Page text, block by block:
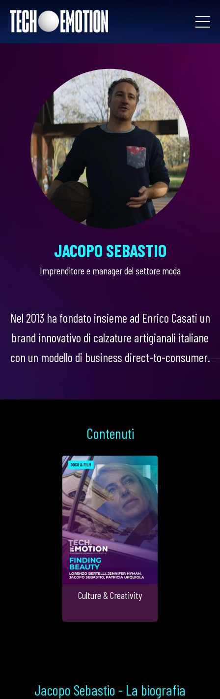
JACOPO SEBASTIO
Imprenditore e manager del settore moda
Nel 2013 ha fondato insieme ad Enrico Casati un
brand innovativo di calzature artigianali italiane
con un modello di business direct-to-consumer.
Contenuti
Culture & Creativity
Jacopo Sebastio - La biografia